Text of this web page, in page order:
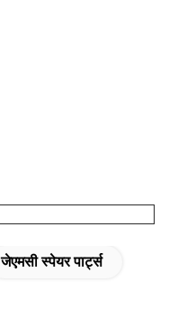
जेएमसी स्पेयर पार्ट्स